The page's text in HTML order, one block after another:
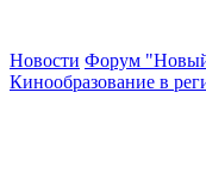
Новости Форум
Кинообразование в